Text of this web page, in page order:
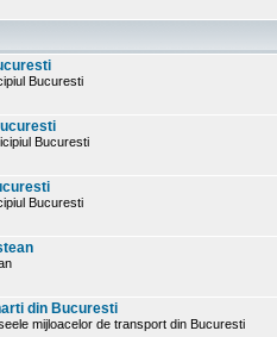
Bucuresti
Bucuresti
Bucuresti
din Bucuresti
mijloacelor de transport din Bucuresti